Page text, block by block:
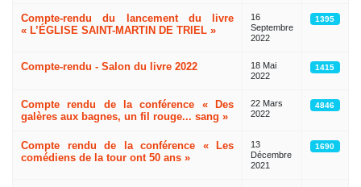
Compte-rendu du lancement du livre
« L’ÉGLISE SAINT-MARTIN DE TRIEL »
16
Septembre
2022
1395
Compte-rendu - Salon du livre 2022
18 Mai
2022
1415
Compte rendu de la conférence « Des
galères aux bagnes, un fil rouge... sang »
22 Mars
2022
4846
Compte rendu de la conférence « Les
comédiens de la tour ont 50 ans »
13
Décembre
2021
1690